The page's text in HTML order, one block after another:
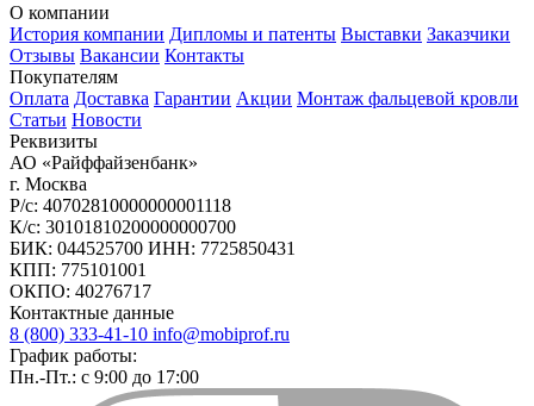
О компании
История компании Дипломы и патенты Выставки Заказчики
Отзывы Вакансии Контакты
Покупателям
Оплата Доставка Гарантии Акции Монтаж фальцевой кровли
Статьи Новости
Реквизиты
АО «Райффайзенбанк»
г. Москва
Р/с: 40702810000000001118
К/с: 30101810200000000700
БИК: 044525700 ИНН: 7725850431
КПП: 775101001
ОКПО: 40276717
Контактные данные
8 (800) 333-41-10 info@mobiprof.ru
График работы:
Пн.-Пт.: с 9:00 до 17:00